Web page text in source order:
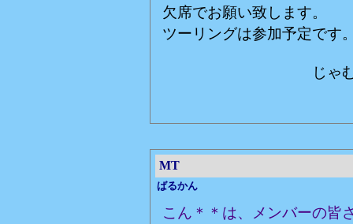
欠席でお願い致します。
ツーリングは参加予定です
じゃ
MT
ばるかん
こん＊＊は、メンバーの皆